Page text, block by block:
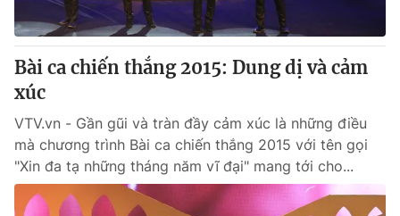
Giấy phép hoạt động báo in và báo điện tử số 483/GP-BTTTT
cấp ngày 29/12/2023
Vũ Thanh Thủy
Phó Tổng Biên tập: Nguyễn Thị Mỹ Hạnh, Phạm Quốc Thắng,
Nguyễn Trọng Ninh
Tổng đài VTV:024.38 355 931 - 024.38 355 932
Ðiện thoại Thời báo VTV:024.66 897 897
Email:toasoan@vtv.vn
Liên hệ quảng cáo:
024-7300.7108
Bài ca chiến thắng 2015: Dung dị và cảm
xúc
VTV.vn - Gần gũi và tràn đầy cảm xúc là những điều
mà chương trình Bài ca chiến thắng 2015 với tên gọi
"Xin đa tạ những tháng năm vĩ đại" mang tới cho...